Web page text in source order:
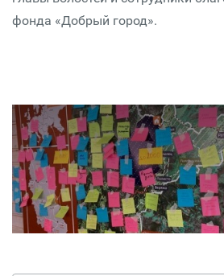
фонда «Добрый город».